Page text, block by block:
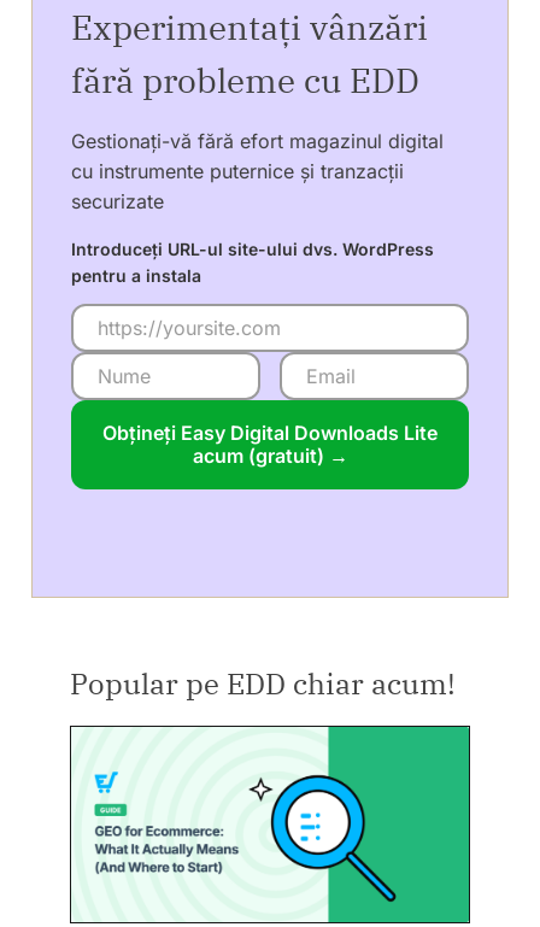
Experimentați vânzări
fără probleme cu EDD
Gestionați-vă fără efort magazinul digital
cu instrumente puternice și tranzacții
securizate
Introduceți URL-ul site-ului dvs. WordPress
pentru a instala
Obțineți Easy Digital Downloads Lite
acum (gratuit) →
Popular pe EDD chiar acum!